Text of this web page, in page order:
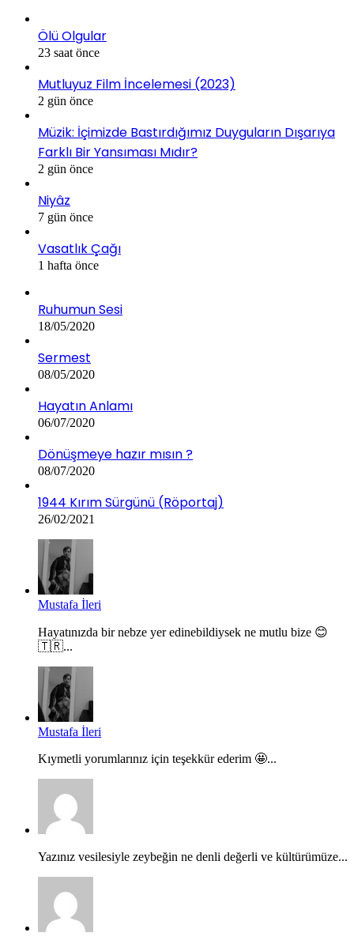
Ölü Olgular
23 saat önce
Mutluyuz Film İncelemesi (2023)
2 gün önce
Müzik: İçimizde Bastırdığımız Duyguların Dışarıya
Farklı Bir Yansıması Mıdır?
2 gün önce
Niyâz
7 gün önce
Vasatlık Çağı
1 hafta önce
Ruhumun Sesi
18/05/2020
Sermest
08/05/2020
Hayatın Anlamı
06/07/2020
Dönüşmeye hazır mısın ?
08/07/2020
1944 Kırım Sürgünü (Röportaj)
26/02/2021
Mustafa İleri
Hayatınızda bir nebze yer edinebildiysek ne mutlu bize 😊
🇹🇷...
Mustafa İleri
Kıymetli yorumlarınız için teşekkür ederim 🤩...
Yazınız vesilesiyle zeybeğin ne denli değerli ve kültürümüze...